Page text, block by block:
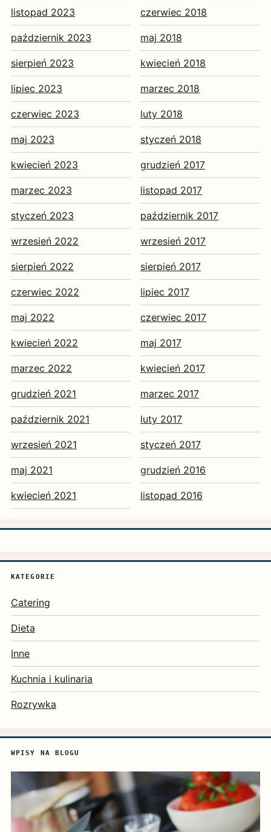
listopad 2023
październik 2023
sierpień 2023
lipiec 2023
czerwiec 2023
maj 2023
kwiecień 2023
marzec 2023
styczeń 2023
wrzesień 2022
sierpień 2022
czerwiec 2022
maj 2022
kwiecień 2022
marzec 2022
grudzień 2021
październik 2021
wrzesień 2021
maj 2021
kwiecień 2021
czerwiec 2018
maj 2018
kwiecień 2018
marzec 2018
luty 2018
styczeń 2018
grudzień 2017
listopad 2017
październik 2017
wrzesień 2017
sierpień 2017
lipiec 2017
czerwiec 2017
maj 2017
kwiecień 2017
marzec 2017
luty 2017
styczeń 2017
grudzień 2016
listopad 2016
KATEGORIE
Catering
Dieta
Inne
Kuchnia i kulinaria
Rozrywka
WPISY NA BLOGU